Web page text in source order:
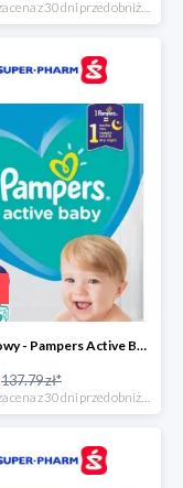
Hit cenowy - Pampers Active Baby 5
137.79 zł*
*najniższa cena z 30 dni przed obniżką